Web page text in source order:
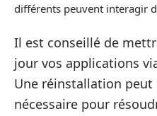
différents peuvent interagir
Il est conseillé de
jour vos applications
Une réinstallation peut
nécessaire pour